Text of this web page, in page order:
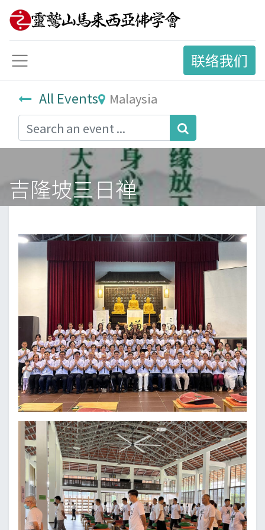
联络我们
All Events Malaysia
吉隆坡三日禅